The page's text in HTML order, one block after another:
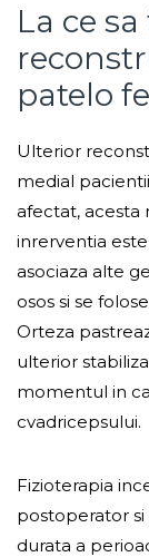
La ce
patelo
Ulterior
medial
afectat, acesta
inrerventia
asociaza alte
osos si se
Orteza
ulterior
momentul in
cvadricepsului.
Fizioterapia
postoperator
durata a